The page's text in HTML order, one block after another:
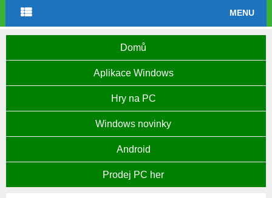
MENU
Domů
Aplikace Windows
Hry na PC
Windows novinky
Android
Prodej PC her